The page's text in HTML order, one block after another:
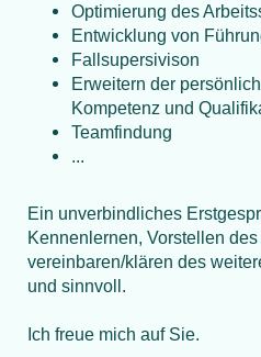
Optimierung des
Entwicklung von
Fallsupersivison
Erweitern der
Kompetenz und
Teamfindung
...
Ein unverbindliches
Kennenlernen, Vorstellen
vereinbaren/klären des
und sinnvoll.
Ich freue mich auf Sie.